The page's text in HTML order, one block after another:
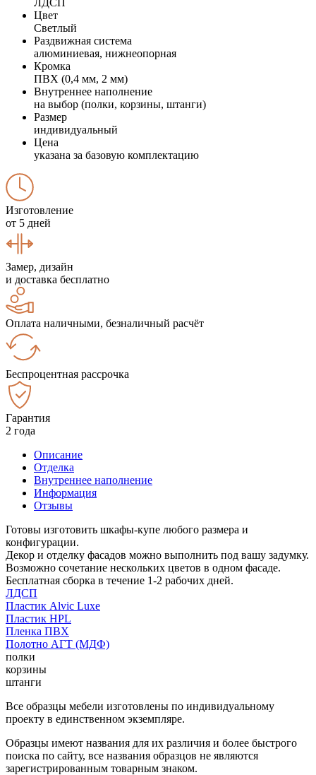
Цвет
Светлый
Раздвижная система
алюминиевая, нижнеопорная
Кромка
ПВХ (0,4 мм, 2 мм)
Внутреннее наполнение
на выбор (полки, корзины, штанги)
Размер
индивидуальный
Цена
указана за базовую комплектацию
Изготовление
от 5 дней
Замер, дизайн
и доставка бесплатно
Оплата наличными, безналичный расчёт
Беспроцентная рассрочка
Гарантия
2 года
Описание
Отделка
Внутреннее наполнение
Информация
Отзывы
Готовы изготовить шкафы-купе любого размера и
конфигурации.
Декор и отделку фасадов можно выполнить под вашу задумку.
Возможно сочетание нескольких цветов в одном фасаде.
Бесплатная сборка в течение 1-2 рабочих дней.
ЛДСП
Пластик Alvic Luxe
Пластик HPL
Пленка ПВХ
Полотно АГТ (МДФ)
полки
корзины
штанги
Все образцы мебели изготовлены по индивидуальному
проекту в единственном экземпляре.
Образцы имеют названия для их различия и более быстрого
поиска по сайту, все названия образцов не являются
зарегистрированным товарным знаком.